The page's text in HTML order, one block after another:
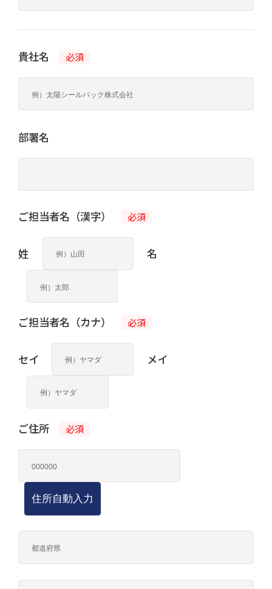
貴社名 必須
部署名
ご担当者名（漢字） 必須
姓 名
ご担当者名（カナ） 必須
セイ メイ
ご住所 必須
住所自動入力